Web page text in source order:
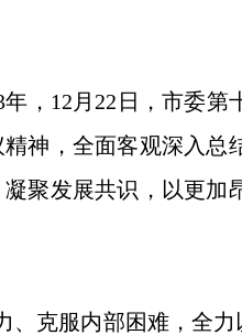
12月22日，市委第
神，全面客观深入总
聚发展共识，以更加
克服内部困难，全力